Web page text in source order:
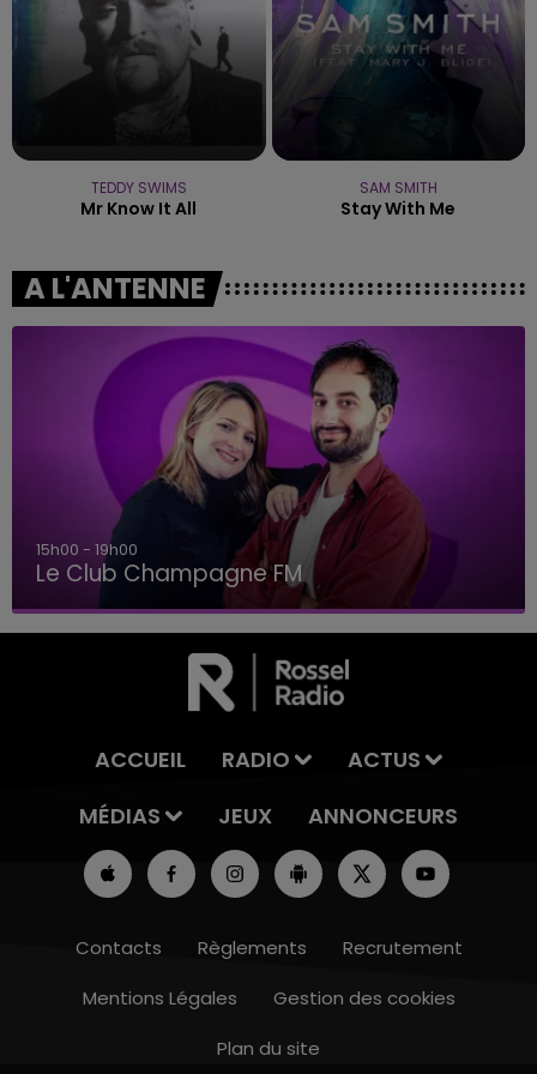
TEDDY SWIMS
Mr Know It All
SAM SMITH
Stay With Me
A L'ANTENNE
15h00 - 19h00
Le Club Champagne FM
ACCUEIL RADIO
ACTUS
MÉDIAS
JEUX ANNONCEURS
Contacts Règlements
Recrutement
Mentions Légales
Gestion des cookies
Plan du site